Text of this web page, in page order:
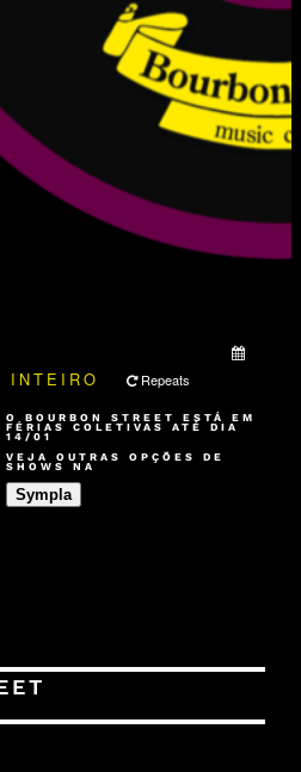
INTEIRO Repeats
O BOURBON STREET ESTÁ EM
FÉRIAS COLETIVAS ATÉ DIA
14/01
VEJA OUTRAS OPÇÕES DE
SHOWS NA
Sympla